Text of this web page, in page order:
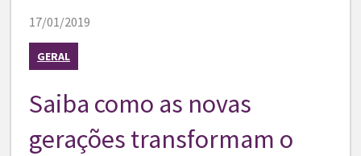
17/01/2019
GERAL
Saiba como as novas
gerações transformam o